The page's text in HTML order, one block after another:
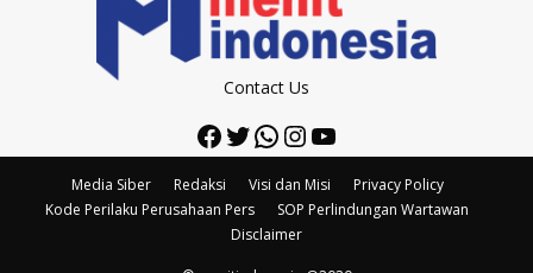
Contact Us
Facebook
Twitter
WhatsApp
Instagram
YouTube
Media Siber Redaksi Visi dan Misi
Privacy Policy
Kode Perilaku Perusahaan Pers
SOP Perlindungan Wartawan
Disclaimer